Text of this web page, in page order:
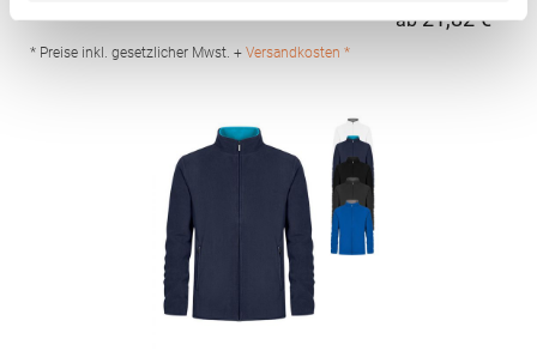
Produktsicherheit: Herst.-Nr.: TRF532Hersteller: REGATTA
Polska sp 2.0.0 UI Czestochowska 5 32085Modlnica Polen E-
ab21,82 € *
* Preise inkl. gesetzlicher Mwst. + Versandkosten *